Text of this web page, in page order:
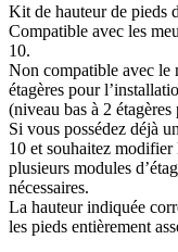
Kit de hauteur de pieds
Compatible avec les
10.
Non compatible avec le
étagères pour
(niveau bas à 2
Si vous possédez déjà
10 et souhaitez modifier
plusieurs modules
nécessaires.
La hauteur indiquée
les pieds entièrement